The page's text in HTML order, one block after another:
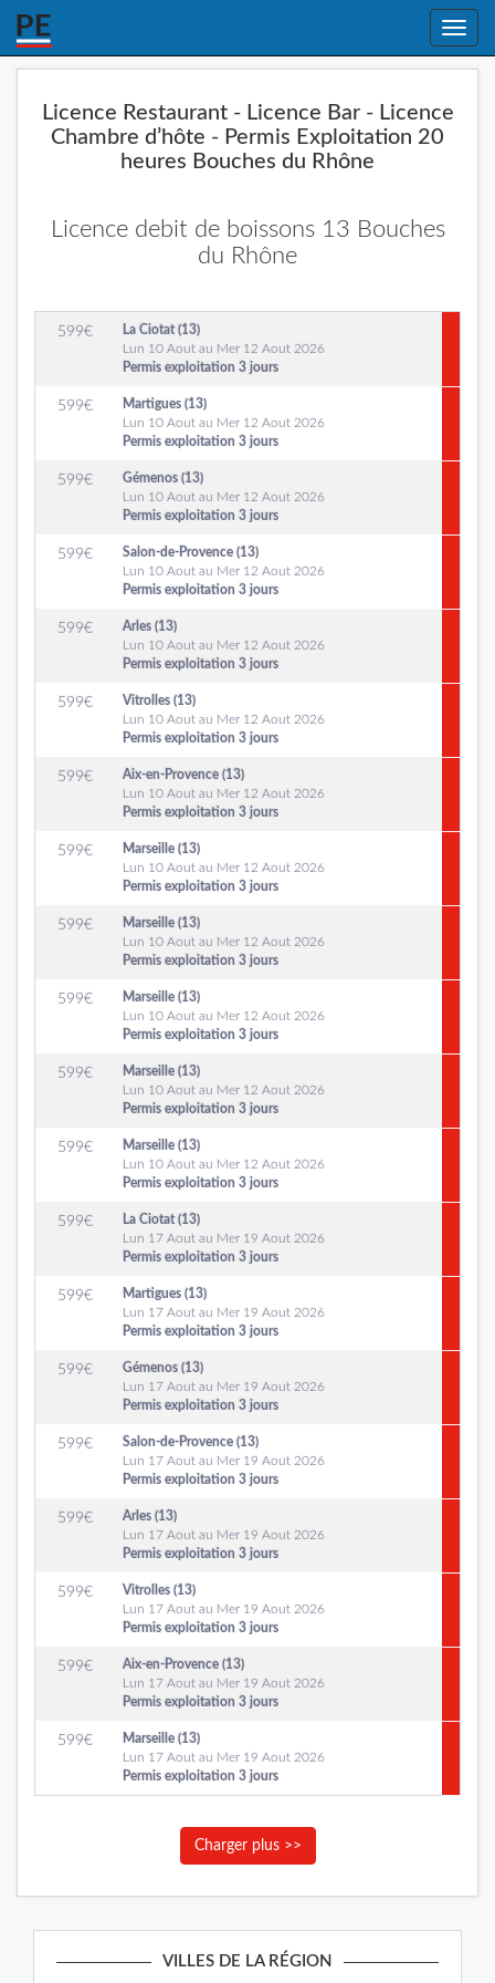
Toggle
Licence Restaurant - Licence Bar - Licence
Chambre d’hôte - Permis Exploitation 20
heures Bouches du Rhône
Licence debit de boissons 13 Bouches
du Rhône
599€
La Ciotat (13)
Lun 10 Aout au Mer 12 Aout 2026
Permis exploitation 3 jours
599€
Martigues (13)
Lun 10 Aout au Mer 12 Aout 2026
Permis exploitation 3 jours
599€
Gémenos (13)
Lun 10 Aout au Mer 12 Aout 2026
Permis exploitation 3 jours
599€
Salon-de-Provence (13)
Lun 10 Aout au Mer 12 Aout 2026
Permis exploitation 3 jours
599€
Arles (13)
Lun 10 Aout au Mer 12 Aout 2026
Permis exploitation 3 jours
599€
Vitrolles (13)
Lun 10 Aout au Mer 12 Aout 2026
Permis exploitation 3 jours
599€
Aix-en-Provence (13)
Lun 10 Aout au Mer 12 Aout 2026
Permis exploitation 3 jours
599€
Marseille (13)
Lun 10 Aout au Mer 12 Aout 2026
Permis exploitation 3 jours
599€
Marseille (13)
Lun 10 Aout au Mer 12 Aout 2026
Permis exploitation 3 jours
599€
Marseille (13)
Lun 10 Aout au Mer 12 Aout 2026
Permis exploitation 3 jours
599€
Marseille (13)
Lun 10 Aout au Mer 12 Aout 2026
Permis exploitation 3 jours
599€
Marseille (13)
Lun 10 Aout au Mer 12 Aout 2026
Permis exploitation 3 jours
599€
La Ciotat (13)
Lun 17 Aout au Mer 19 Aout 2026
Permis exploitation 3 jours
599€
Martigues (13)
Lun 17 Aout au Mer 19 Aout 2026
Permis exploitation 3 jours
599€
Gémenos (13)
Lun 17 Aout au Mer 19 Aout 2026
Permis exploitation 3 jours
599€
Salon-de-Provence (13)
Lun 17 Aout au Mer 19 Aout 2026
Permis exploitation 3 jours
599€
Arles (13)
Lun 17 Aout au Mer 19 Aout 2026
Permis exploitation 3 jours
599€
Vitrolles (13)
Lun 17 Aout au Mer 19 Aout 2026
Permis exploitation 3 jours
599€
Aix-en-Provence (13)
Lun 17 Aout au Mer 19 Aout 2026
Permis exploitation 3 jours
599€
Marseille (13)
Lun 17 Aout au Mer 19 Aout 2026
Permis exploitation 3 jours
Charger plus >>
VILLES DE LA RÉGION